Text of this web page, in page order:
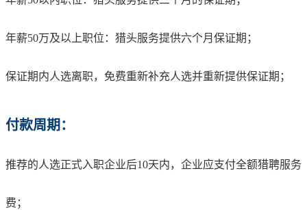
年薪50万及以上职位：猎头服务提供六个月保证期；
保证期内人选离职，免费重新补充人选并重新提供保证期；
付款周期：
推荐的人选正式入职企业后10天内，企业应支付全额猎聘服务
费；